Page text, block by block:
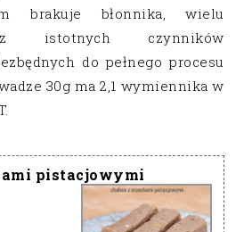
brakuje błonnika, wielu
istotnych czynników
do pełnego procesu
30g ma 2,1 wymiennika w
pistacjowymi